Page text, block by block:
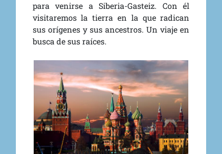
para venirse a Siberia-Gasteiz. Con él
visitaremos la tierra en la que radican
sus orígenes y sus ancestros. Un viaje en
busca de sus raíces.